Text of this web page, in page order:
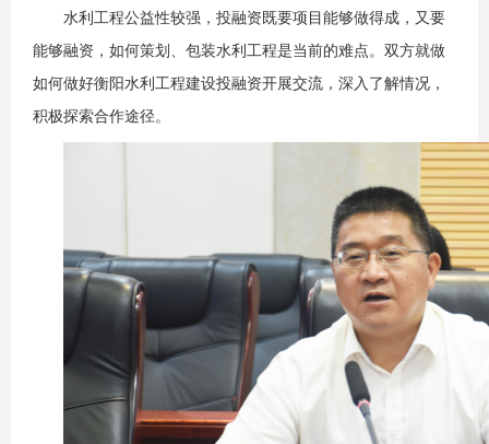
水利工程公益性较强，投融资既要项目能够做得成，又要
能够融资，如何策划、包装水利工程是当前的难点。双方就做
如何做好衡阳水利工程建设投融资开展交流，深入了解情况，
积极探索合作途径。